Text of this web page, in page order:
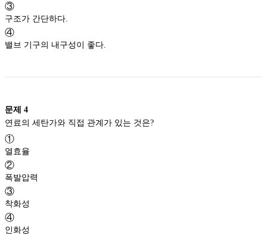
③
구조가 간단하다.
④
밸브 기구의 내구성이 좋다.
문제 4
연료의 세탄가와 직접 관계가 있는 것은?
①
열효율
②
폭발압력
③
착화성
④
인화성